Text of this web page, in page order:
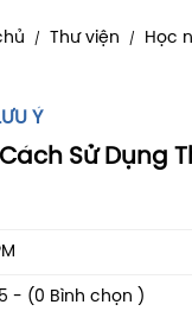
/ Thư viện / Học
Ý
Sử Dụng
- (0 Bình chọn )